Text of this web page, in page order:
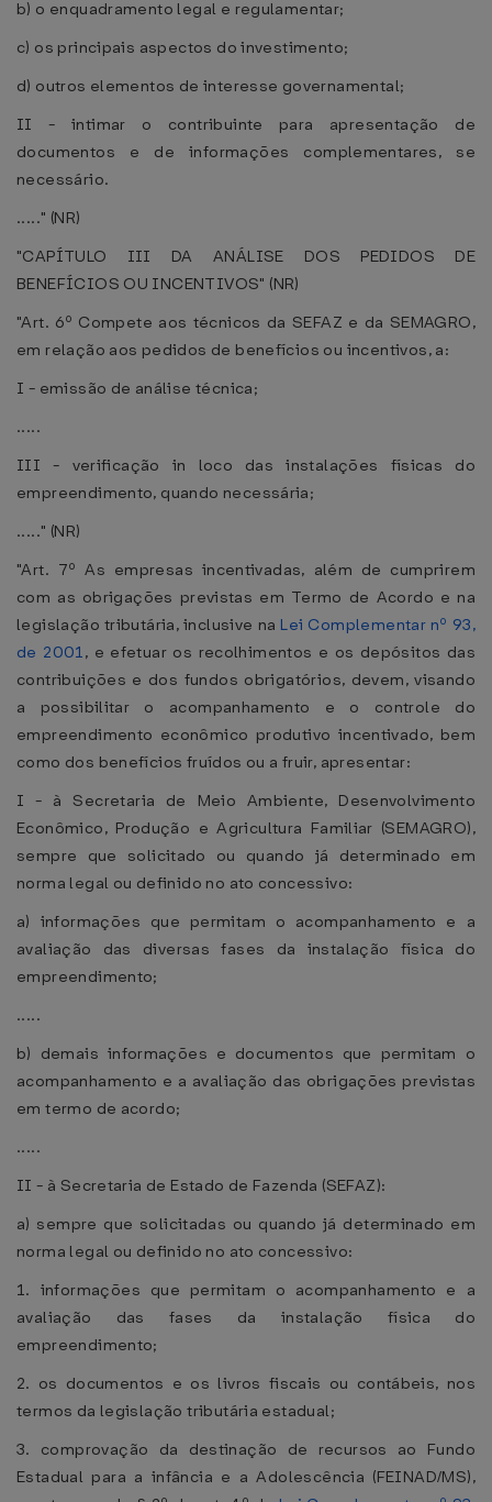
b) o enquadramento legal e regulamentar;
c) os principais aspectos do investimento;
d) outros elementos de interesse governamental;
II - intimar o contribuinte para apresentação de
documentos e de informações complementares, se
necessário.
....." (NR)
"CAPÍTULO III DA ANÁLISE DOS PEDIDOS DE
BENEFÍCIOS OU INCENTIVOS" (NR)
"Art. 6º Compete aos técnicos da SEFAZ e da SEMAGRO,
em relação aos pedidos de benefícios ou incentivos, a:
I - emissão de análise técnica;
.....
III - verificação in loco das instalações físicas do
empreendimento, quando necessária;
....." (NR)
"Art. 7º As empresas incentivadas, além de cumprirem
com as obrigações previstas em Termo de Acordo e na
legislação tributária, inclusive na Lei Complementar nº 93,
de 2001, e efetuar os recolhimentos e os depósitos das
contribuições e dos fundos obrigatórios, devem, visando
a possibilitar o acompanhamento e o controle do
empreendimento econômico produtivo incentivado, bem
como dos benefícios fruídos ou a fruir, apresentar:
I - à Secretaria de Meio Ambiente, Desenvolvimento
Econômico, Produção e Agricultura Familiar (SEMAGRO),
sempre que solicitado ou quando já determinado em
norma legal ou definido no ato concessivo:
a) informações que permitam o acompanhamento e a
avaliação das diversas fases da instalação física do
empreendimento;
.....
b) demais informações e documentos que permitam o
acompanhamento e a avaliação das obrigações previstas
em termo de acordo;
.....
II - à Secretaria de Estado de Fazenda (SEFAZ):
a) sempre que solicitadas ou quando já determinado em
norma legal ou definido no ato concessivo:
1. informações que permitam o acompanhamento e a
avaliação das fases da instalação física do
empreendimento;
2. os documentos e os livros fiscais ou contábeis, nos
termos da legislação tributária estadual;
3. comprovação da destinação de recursos ao Fundo
Estadual para a infância e a Adolescência (FEINAD/MS),